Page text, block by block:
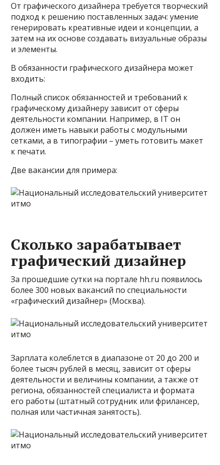
От графического дизайнера требуется творческий
подход к решению поставленных задач: умение
генерировать креативные идеи и концепции, а
затем на их основе создавать визуальные образы
и элементы.
В обязанности графического дизайнера может
входить:
Полный список обязанностей и требований к
графическому дизайнеру зависит от сферы
деятельности компании. Например, в IT он
должен иметь навыки работы с модульными
сетками, а в типографии – уметь готовить макет
к печати.
Две вакансии для примера:
Сколько зарабатывает
графический дизайнер
За прошедшие сутки на портале hh.ru появилось
более 300 новых вакансий по специальности
«графический дизайнер» (Москва).
Зарплата колеблется в диапазоне от 20 до 200 и
более тысяч рублей в месяц, зависит от сферы
деятельности и величины компании, а также от
региона, обязанностей специалиста и формата
его работы (штатный сотрудник или фрилансер,
полная или частичная занятость).